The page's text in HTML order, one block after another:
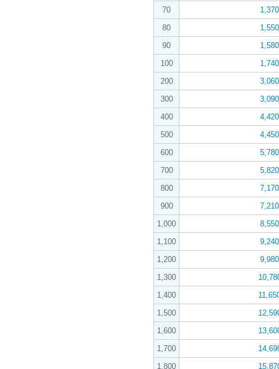
70
1,370
80
1,550
90
1,580
100
1,740
200
3,060
300
3,090
400
4,420
500
4,450
600
5,780
700
5,820
800
7,170
900
7,210
1,000
8,550
1,100
9,240
1,200
9,980
1,300
1,400
1,500
1,600
1,700
1,800